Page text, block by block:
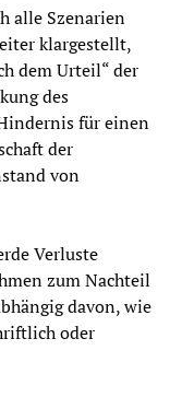
alle Szenarien
klargestellt,
dem Urteil“ der
des
für einen
der
von
Verluste
zum Nachteil
davon, wie
oder